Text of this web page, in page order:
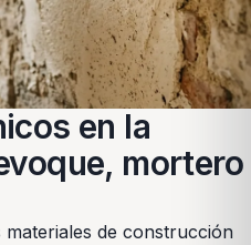
en la
mortero
de construcción